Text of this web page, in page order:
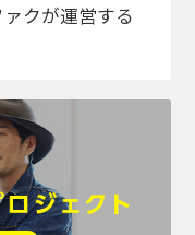
クが運営する